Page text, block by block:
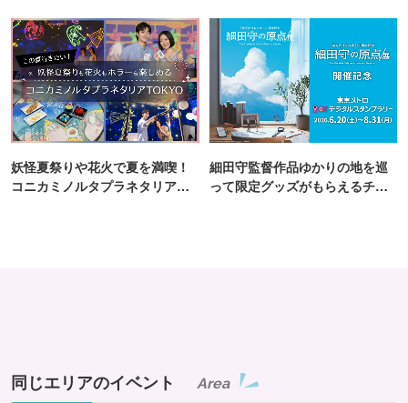
妖怪夏祭りや花火で夏を満喫！
コニカミノルタプラネタリア
細田守監督作品ゆかりの地を巡
って限定グッズがもらえるチャ
同じエリアのイベント Area